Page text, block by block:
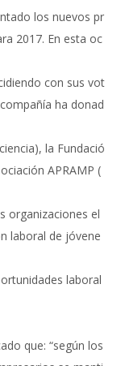
los nuevos pr
2017. En esta oc
con sus vot
ha donad
la Fundació
APRAMP (
organizaciones el
laboral de jóvene
laboral
que: “según los